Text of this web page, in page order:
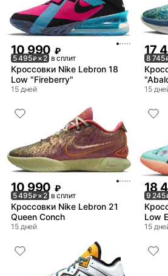
10 990 ₽
5 495₽× 2 в сплит
Кроссовки Nike Lebron 18
Low "Fireberry"
15 дней
17
8 745
15
10 990 ₽
5 495₽× 2 в сплит
Кроссовки Nike Lebron 21
Queen Conch
15 дней
18
9 245
Low
15